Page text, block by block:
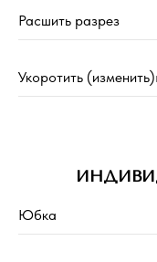
Расшить разрез
Укоротить
Юбка